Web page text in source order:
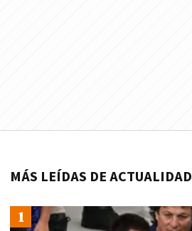
MÁS LEÍDAS DE ACTUALIDAD